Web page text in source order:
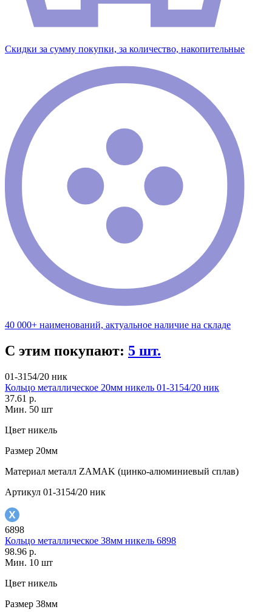
Скидки за сумму покупки, за количество, накопительные
40 000+ наименований, актуальное наличие на складе
С этим покупают: 5 шт.
01-3154/20 ник
Кольцо металлическое 20мм никель 01-3154/20 ник
37.61 р.
Мин. 50 шт
Цвет никель
Размер 20мм
Материал металл ZAMAK (цинко-алюминиевый сплав)
Артикул 01-3154/20 ник
6898
Кольцо металлическое 38мм никель 6898
98.96 р.
Мин. 10 шт
Цвет никель
Размер 38мм